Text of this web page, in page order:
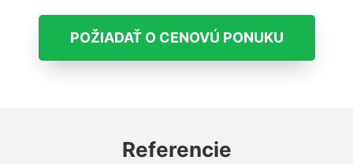
POŽIADAŤ O CENOVÚ PONUKU
Referencie